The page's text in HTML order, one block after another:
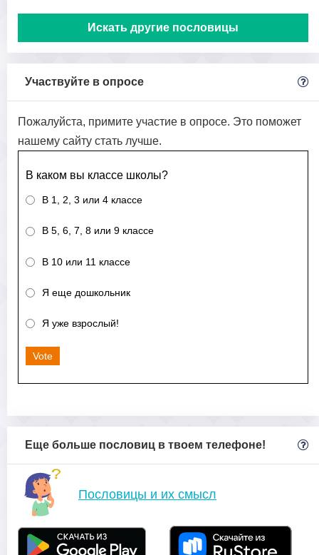
Искать другие пословицы
Участвуйте в опросе
Пожалуйста, примите участие в опросе. Это поможет
нашему сайту стать лучше.
В каком вы классе школы?
В 1, 2, 3 или 4 классе
В 5, 6, 7, 8 или 9 классе
В 10 или 11 классе
Я еще дошкольник
Я уже взрослый!
Vote
Еще больше пословиц в твоем телефоне!
Пословицы и их смысл